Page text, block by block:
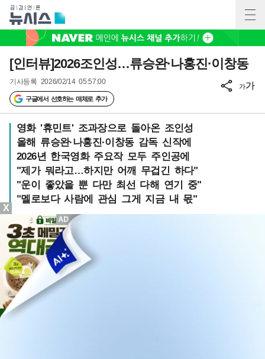
[인터뷰]2026조인성…류승완·나홍진·이창동
기사등록 2026/02/14 05:57:00
구글에서 선호하는 매체로 추가
가가
영화 '휴민트' 조과장으로 돌아온 조인성
올해 류승완·나홍진·이창동 감독 신작에
2026년 한국영화 주요작 모두 주인공에
"제가 뭐라고…하지만 어깨 무겁긴 하다"
"운이 좋았을 뿐 다만 최선 다해 연기 중"
"멜로보다 사람에 관심 그게 지금 내 몫"
X